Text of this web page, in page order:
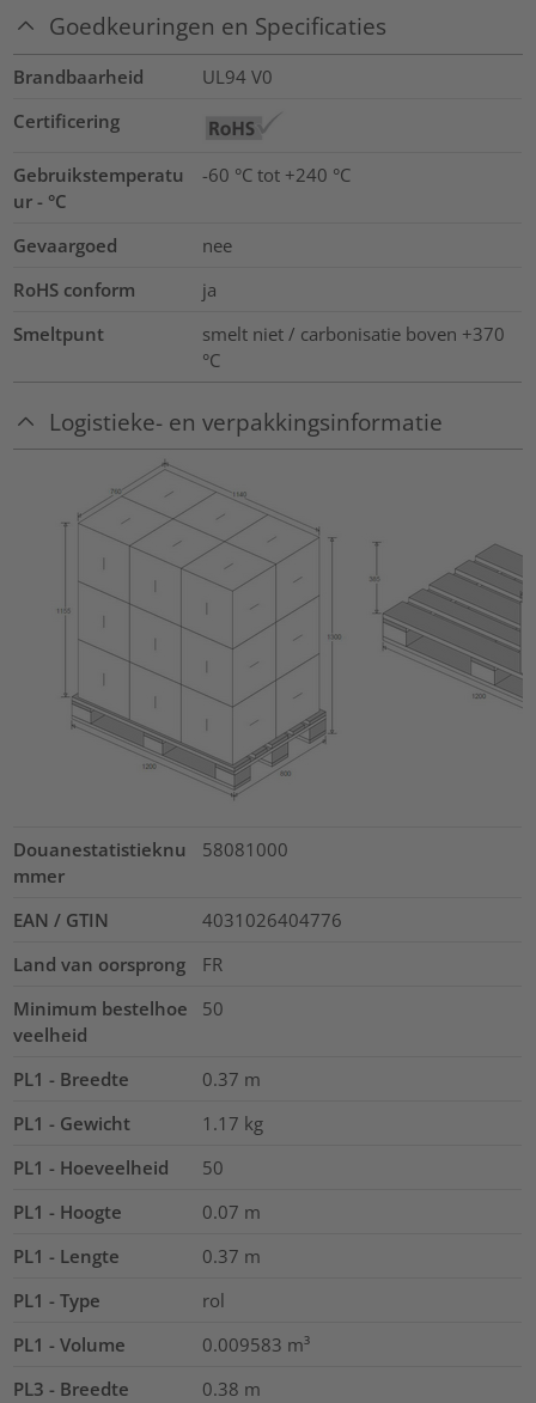
Goedkeuringen en Specificaties
Brandbaarheid
UL94 V0
Certificering
Gebruikstemperatu
ur - °C
-60 °C tot +240 °C
Gevaargoed
nee
RoHS conform
ja
Smeltpunt
smelt niet / carbonisatie boven +370
°C
Logistieke- en verpakkingsinformatie
Douanestatistieknu
mmer
58081000
EAN / GTIN
4031026404776
Land van oorsprong
FR
Minimum bestelhoe
veelheid
50
PL1 - Breedte 0.37 m
PL1 - Gewicht
1.17 kg
PL1 - Hoeveelheid
50
PL1 - Hoogte
0.07 m
PL1 - Lengte
0.37 m
PL1 - Type
rol
PL1 - Volume
0.009583 m³
PL3 - Breedte
0.38 m